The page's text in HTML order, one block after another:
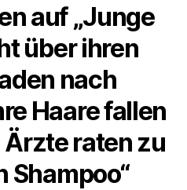
auf „Junge
über ihren
nach
Haare fallen
raten zu
Shampoo“